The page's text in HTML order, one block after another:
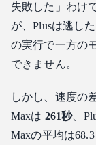
失敗した」わけ
が、Plusは逃し
の実行で一方の
できません。
しかし、速度の
Maxは 261秒、
Maxの平均は